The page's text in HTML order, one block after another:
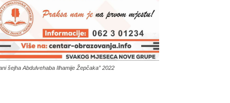
šejha Abdulvehaba Ilhamije Žepčaka” 2022